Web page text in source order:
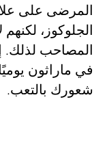
المرضى على
الجلوكوز،
المصاحب لذلك.
في ماراثون
شعورك بالتعب.